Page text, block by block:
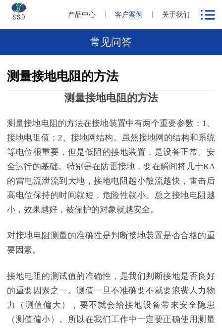
产品中心 客户案例 关于我们
常见问答
测量接地电阻的方法
测量接地电阻的方法
测量接地电阻的方法在接地装置中有两个重要参数： 1、
接地电阻值；2、接地网结构。虽然接地网的结构和系统
等电位很重要，但是低阻的接地装置，是设备正常、安
全运行的基础。特别是在防雷接地，要在瞬间将几十KA
的雷电流泄流到大地，接地电阻越小散流越快，雷击后
高电位保持的时间就短，危险性就小。总之接地电阻越
小，效果越好，被保护的对象就越安全。
对接地电阻测量的准确性是判断接地装置是否合格的重
要因素。
接地电阻的测试值的准确性，是我们判断接地是否良好
的重要因素之一。测值一旦不准确要不就要浪费人力物
力（测值偏大），要不就会给接地设备带来安全隐患
（测值偏小）。所以在我们工作中一定要正确使用测量